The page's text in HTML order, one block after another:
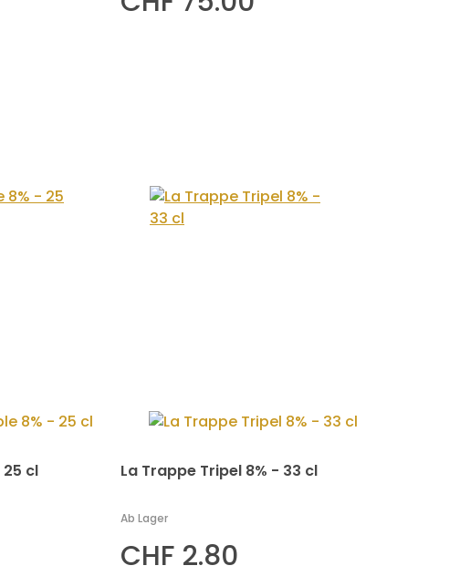
cl La Trappe Tripel 8% - 33 cl
Ab Lager
CHF 2.80